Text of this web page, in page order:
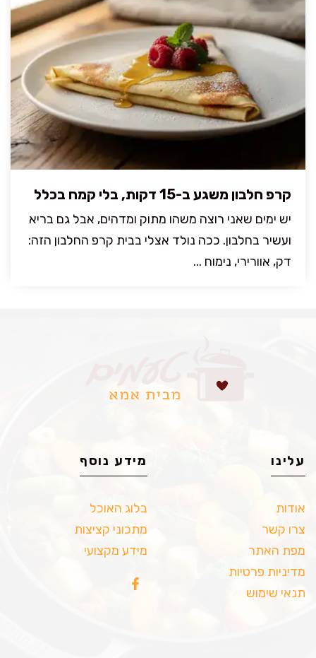
קרפ חלבון משגע ב-15 דקות, בלי קמח בכלל
יש ימים שאני רוצה משהו מתוק ומדהים, אבל גם בריא
ועשיר בחלבון. ככה נולד אצלי בבית קרפ החלבון הזה:
דק, אוורירי, נימוח ...
עלינו
אודות
צרו קשר
מפת האתר
מדיניות פרטיות
תנאי שימוש
מידע נוסף
בלוג האוכל
מתכוני קציצות
מידע מקצועי